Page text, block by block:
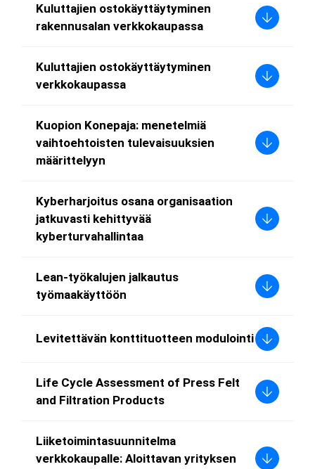
Kuluttajien ostokäyttäytyminen
rakennusalan verkkokaupassa
Kuluttajien ostokäyttäytyminen
verkkokaupassa
Kuopion Konepaja: menetelmiä
vaihtoehtoisten tulevaisuuksien
määrittelyyn
Kyberharjoitus osana organisaation
jatkuvasti kehittyvää
kyberturvahallintaa
Lean-työkalujen jalkautus
työmaakäyttöön
Levitettävän konttituotteen modulointi
Life Cycle Assessment of Press Felt
and Filtration Products
Liiketoimintasuunnitelma
verkkokaupalle: Aloittavan yrityksen